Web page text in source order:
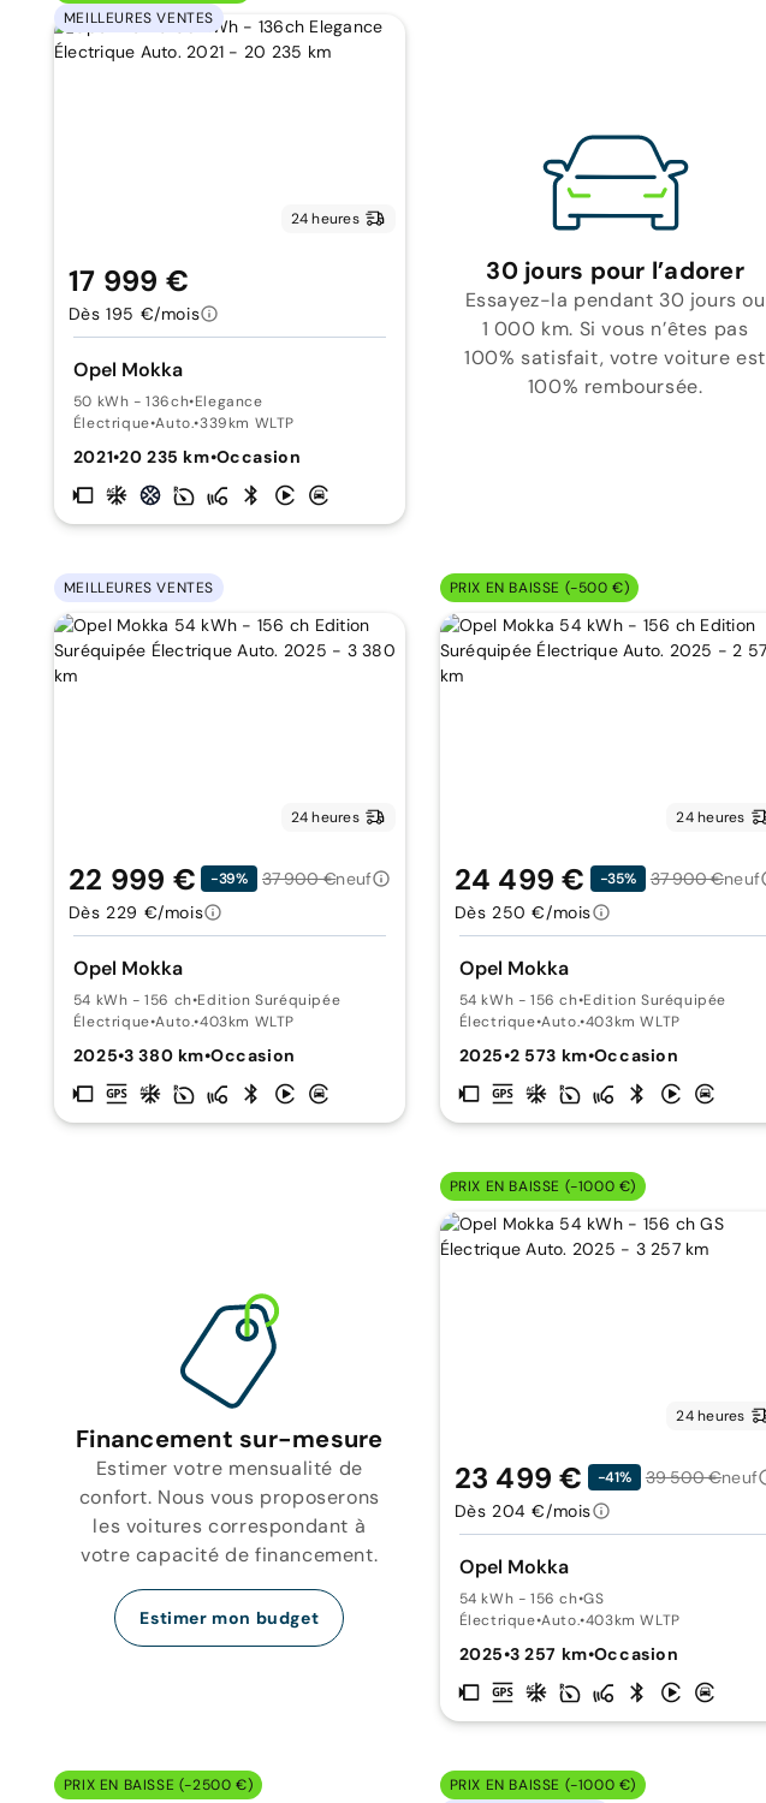
MEILLEURES VENTES
24 heures
Opel Mokka
50 kWh - 136ch•Elegance
Électrique•Auto.•339km WLTP
2021•20 235 km•Occasion
17 999 €
Dès 195 €/mois
30 jours pour l’adorer
Essayez-la pendant 30 jours ou
1 000 km. Si vous n’êtes pas
100% satisfait, votre voiture est
100% remboursée.
MEILLEURES VENTES
24 heures
Opel Mokka
54 kWh - 156 ch•Edition Suréquipée
Électrique•Auto.•403km WLTP
2025•3 380 km•Occasion
22 999 € -39% 37 900 €neuf
Dès 229 €/mois
PRIX EN BAISSE (-500 €)
24 heures
Opel Mokka
54 kWh - 156 ch•Edition Suréquipée
Électrique•Auto.•403km WLTP
2025•2 573 km•Occasion
24 499 € -35% 37 900 €neuf
Dès 250 €/mois
Financement sur-mesure
Estimer votre mensualité de
confort. Nous vous proposerons
les voitures correspondant à
votre capacité de financement.
Estimer mon budget
PRIX EN BAISSE (-1000 €)
24 heures
Opel Mokka
54 kWh - 156 ch•GS
Électrique•Auto.•403km WLTP
2025•3 257 km•Occasion
23 499 € -41% 39 500 €neuf
Dès 204 €/mois
PRIX EN BAISSE (-2500 €) PRIX EN BAISSE (-1000 €)